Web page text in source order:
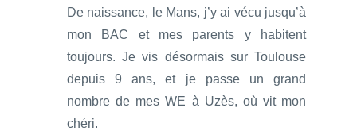
De naissance, le Mans, j’y ai vécu jusqu’à
mon BAC et mes parents y habitent
toujours. Je vis désormais sur Toulouse
depuis 9 ans, et je passe un grand
nombre de mes WE à Uzès, où vit mon
chéri.